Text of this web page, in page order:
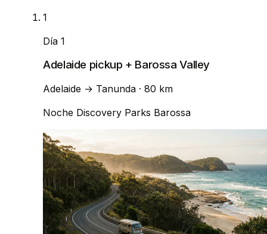
1
Día 1
Adelaide pickup + Barossa Valley
Adelaide → Tanunda · 80 km
Noche Discovery Parks Barossa